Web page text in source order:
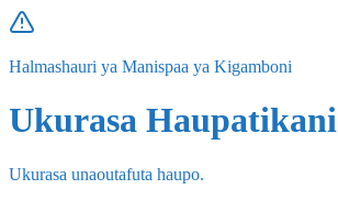
Halmashauri ya Manispaa ya Kigamboni
Ukurasa Haupatikani
Ukurasa unaoutafuta haupo.